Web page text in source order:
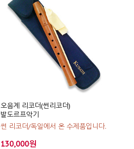
오음계 리코더(썬리코더)
발도르프악기
썬 리코더/독일에서 온 수제품입니다.
130,000원